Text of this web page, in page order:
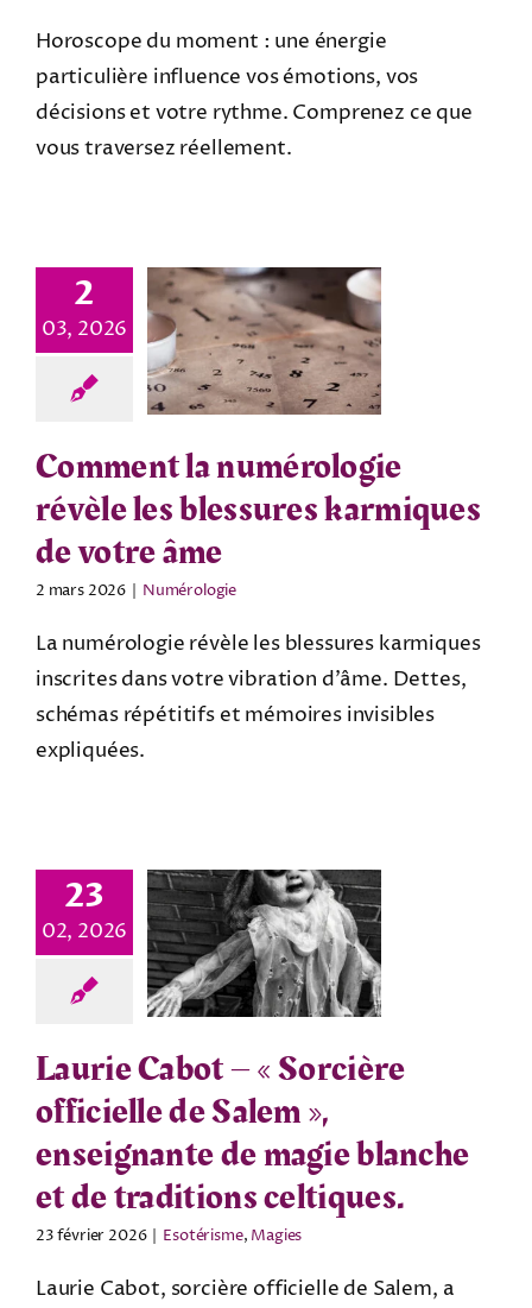
Horoscope du moment : une énergie
particulière influence vos émotions, vos
décisions et votre rythme. Comprenez ce que
vous traversez réellement.
2
03, 2026
Comment la numérologie
révèle les blessures karmiques
de votre âme
2 mars 2026 | Numérologie
La numérologie révèle les blessures karmiques
inscrites dans votre vibration d’âme. Dettes,
schémas répétitifs et mémoires invisibles
expliquées.
23
02, 2026
Laurie Cabot – « Sorcière
officielle de Salem »,
enseignante de magie blanche
et de traditions celtiques.
23 février 2026 | Esotérisme, Magies
Laurie Cabot, sorcière officielle de Salem, a